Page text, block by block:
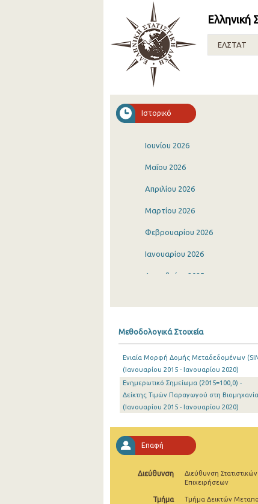
Ελληνική
ΕΛΣΤΑΤ
Ιστορικό
Ιουνίου 2026
Μαΐου 2026
Απριλίου 2026
Μαρτίου 2026
Φεβρουαρίου 2026
Ιανουαρίου 2026
Δεκεμβρίου 2025
Αυγούστου 2025
Ιουλίου 2025
Ιουνίου 2025
Μαΐου 2025
Απριλίου 2025
Μαρτίου 2025
Μεθοδολογικά Στοιχεία
Ενιαία Μορφή Δομής Μεταδεδομένων
(Ιανουαρίου 2015 - Ιανουαρίου 2020)
Ενημερωτικό Σημείωμα (2015=100,0) -
Δείκτης Τιμών Παραγωγού στη Βιομηχανία
(Ιανουαρίου 2015 - Ιανουαρίου 2020)
Επαφή
Διεύθυνση
Διεύθυνση Στατιστικών
Επιχειρήσεων
Τμήμα
Τμήμα Δεικτών